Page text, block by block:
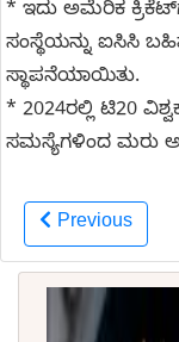
* ಇದು ಅಮೆರಿಕ
ಸಂಸ್ಥೆಯನ್ನು ಐಸಿಸಿ
ಸ್ಥಾಪನೆಯಾಯಿತು.
* 2024ರಲ್ಲಿ ಟಿ20
ಸಮಸ್ಯೆಗಳಿಂದ ಮರು
Previous